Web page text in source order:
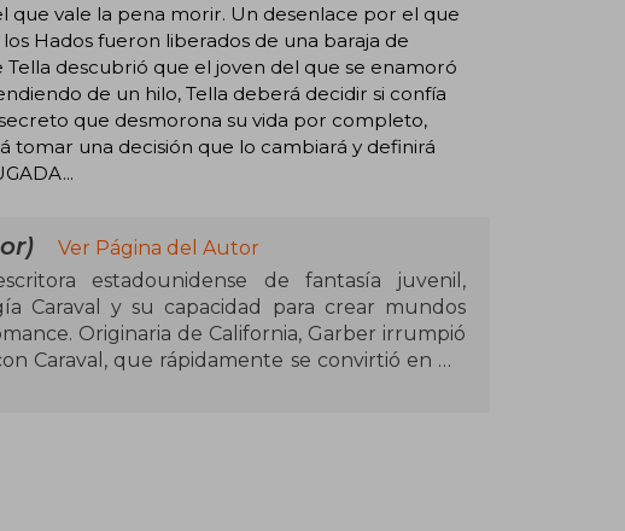
vale la pena morir. Un desenlace por el que
Hados fueron liberados de una baraja de
descubrió que el joven del que se enamoró
de un hilo, Tella deberá decidir si confía
que desmorona su vida por completo,
una decisión que lo cambiará y definirá
Ver Página del Autor
estadounidense de fantasía juvenil,
Caraval y su capacidad para crear mundos
Originaria de California, Garber irrumpió
Caraval, que rápidamente se convirtió en un
serie continuó con Legendary y Finale,